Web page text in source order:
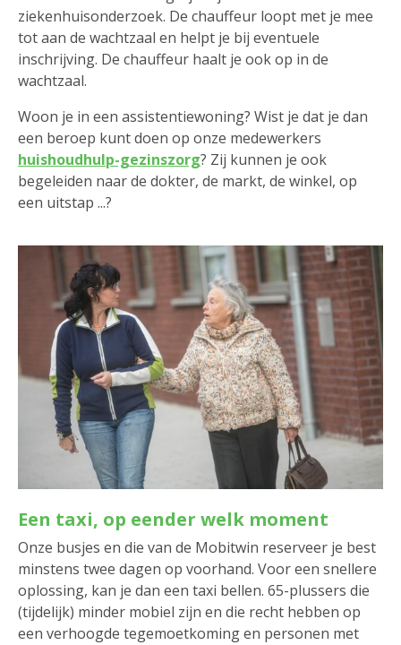
ziekenhuisonderzoek. De chauffeur loopt met je mee
tot aan de wachtzaal en helpt je bij eventuele
inschrijving. De chauffeur haalt je ook op in de
wachtzaal.
Woon je in een assistentiewoning? Wist je dat je dan
een beroep kunt doen op onze medewerkers
huishoudhulp-gezinszorg? Zij kunnen je ook
begeleiden naar de dokter, de markt, de winkel, op
een uitstap ...?
Een taxi, op eender welk moment
Onze busjes en die van de Mobitwin reserveer je best
minstens twee dagen op voorhand. Voor een snellere
oplossing, kan je dan een taxi bellen. 65-plussers die
(tijdelijk) minder mobiel zijn en die recht hebben op
een verhoogde tegemoetkoming en personen met